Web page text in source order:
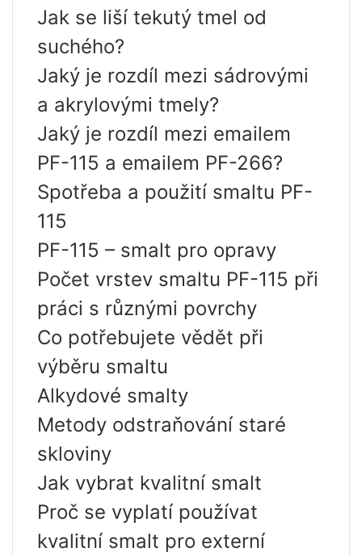
Jak se liší tekutý tmel od
suchého?
Jaký je rozdíl mezi sádrovými
a akrylovými tmely?
Jaký je rozdíl mezi emailem
PF-115 a emailem PF-266?
Spotřeba a použití smaltu PF-
115
PF-115 – smalt pro opravy
Počet vrstev smaltu PF-115 při
práci s různými povrchy
Co potřebujete vědět při
výběru smaltu
Alkydové smalty
Metody odstraňování staré
skloviny
Jak vybrat kvalitní smalt
Proč se vyplatí používat
kvalitní smalt pro externí